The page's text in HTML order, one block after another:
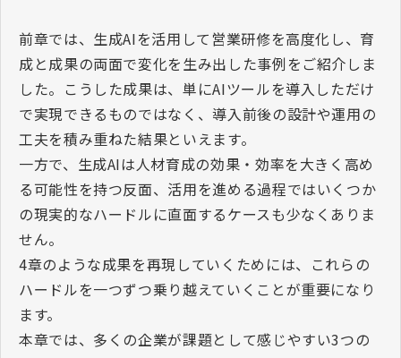
前章では、生成AIを活用して営業研修を高度化し、育
成と成果の両面で変化を生み出した事例をご紹介しま
した。こうした成果は、単にAIツールを導入しただけ
で実現できるものではなく、導入前後の設計や運用の
工夫を積み重ねた結果といえます。
一方で、生成AIは人材育成の効果・効率を大きく高め
る可能性を持つ反面、活用を進める過程ではいくつか
の現実的なハードルに直面するケースも少なくありま
せん。
4章のような成果を再現していくためには、これらの
ハードルを一つずつ乗り越えていくことが重要になり
ます。
本章では、多くの企業が課題として感じやすい3つの